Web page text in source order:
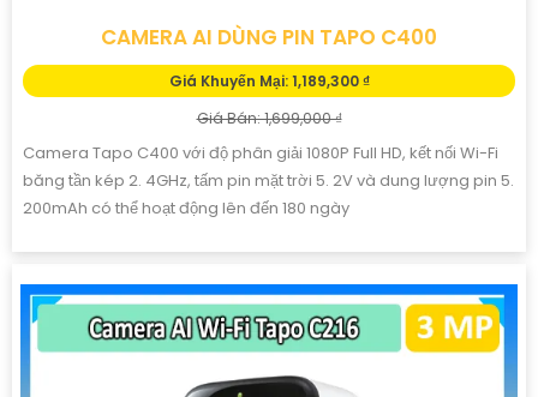
CAMERA AI DÙNG PIN TAPO C400
Giá Khuyến Mại: 1,189,300 ₫
Giá Bán: 1,699,000 ₫
Camera Tapo C400 với độ phân giải 1080P Full HD, kết nối Wi-Fi
băng tần kép 2. 4GHz, tấm pin mặt trời 5. 2V và dung lượng pin 5.
200mAh có thể hoạt động lên đến 180 ngày